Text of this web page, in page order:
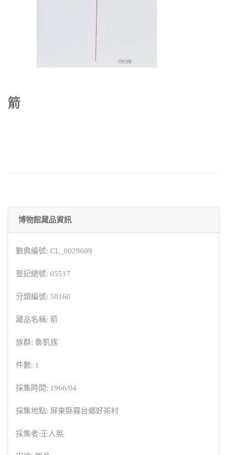
箭
博物館藏品資訊
數典編號: CL_0029609
登記總號: 05517
分類編號: 50160
藏品名稱: 箭
族群: 魯凱族
件數: 1
採集時間: 1966/04
採集地點: 屏東縣霧台鄉好茶村
採集者:王人英